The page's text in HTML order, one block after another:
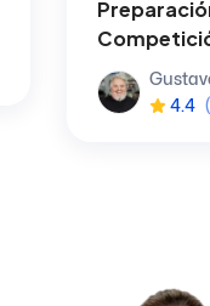
4.4